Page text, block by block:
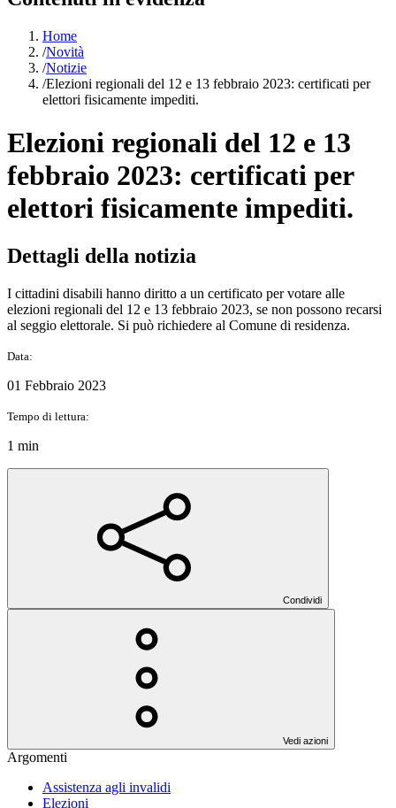
Home
/Novità
/Notizie
/Elezioni regionali del 12 e 13 febbraio 2023: certificati per
elettori fisicamente impediti.
Elezioni regionali del 12 e 13
febbraio 2023: certificati per
elettori fisicamente impediti.
Dettagli della notizia
I cittadini disabili hanno diritto a un certificato per votare alle
elezioni regionali del 12 e 13 febbraio 2023, se non possono recarsi
al seggio elettorale. Si può richiedere al Comune di residenza.
Data:
01 Febbraio 2023
Tempo di lettura:
1 min
Condividi
Vedi azioni
Argomenti
Assistenza agli invalidi
Elezioni